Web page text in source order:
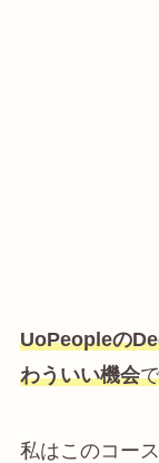
UoPeopleの
わういい機会で
私はこのコー